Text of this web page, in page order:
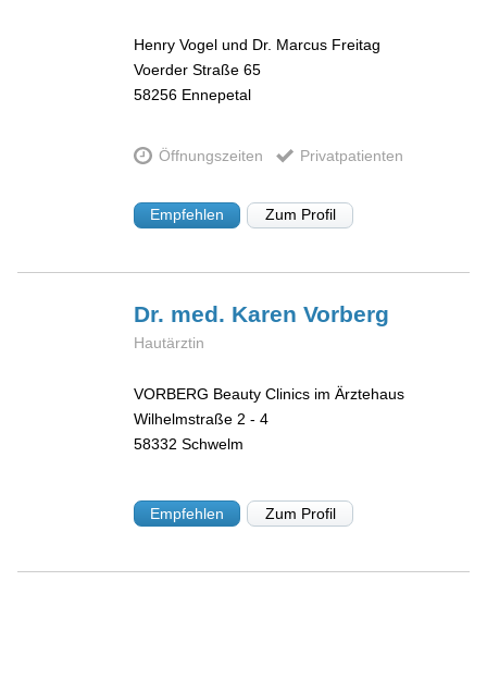
Henry Vogel und Dr. Marcus Freitag
Voerder Straße 65
58256 Ennepetal
Öffnungszeiten Privatpatienten
Empfehlen Zum Profil
Dr. med. KarenVorberg
Hautärztin
VORBERG Beauty Clinics im Ärztehaus
Wilhelmstraße 2 - 4
58332 Schwelm
Empfehlen Zum Profil